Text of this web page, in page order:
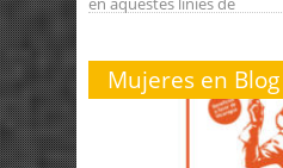
Mujeres en Blog